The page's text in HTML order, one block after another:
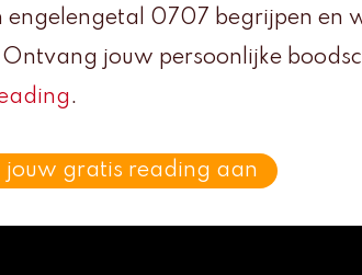
engelengetal 0707 begrijpen en
jouw persoonlijke
.
jouw gratis reading aan